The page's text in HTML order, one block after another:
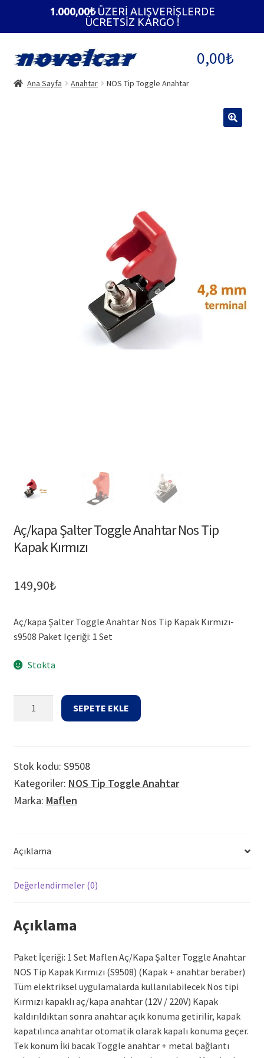
geç
geç
0,00₺
Ana Sayfa Anahtar NOS Tip Toggle Anahtar
Aç/kapa Şalter Toggle Anahtar Nos Tip
Kapak Kırmızı
149,90₺
Aç/kapa Şalter Toggle Anahtar Nos Tip Kapak Kırmızı-
s9508 Paket Içeriği: 1 Set
Stokta
Nos
Kapak
Kırmızı
SEPETE EKLE
Stok kodu: S9508
Kategoriler: NOS Tip Toggle Anahtar
Marka: Maflen
Açıklama
Değerlendirmeler (0)
Açıklama
Paket İçeriği: 1 Set Maflen Aç/Kapa Şalter Toggle Anahtar
NOS Tip Kapak Kırmızı (S9508) (Kapak + anahtar beraber)
Tüm elektriksel uygulamalarda kullanılabilecek Nos tipi
Kırmızı kapaklı aç/kapa anahtar (12V / 220V) Kapak
kaldırıldıktan sonra anahtar açık konuma getirilir, kapak
kapatılınca anahtar otomatik olarak kapalı konuma geçer.
Tek konum İki bacak Toggle anahtar + metal bağlantı
1.000,00₺ÜZERİ ALIŞVERİŞLERDE
ÜCRETSİZ KARGO !